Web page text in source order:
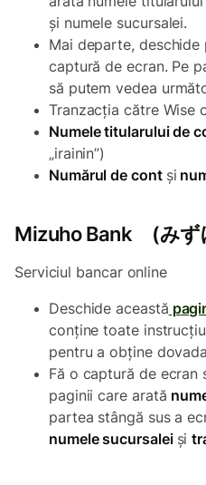
și numele sucursalei.
Mai departe,
captură de ecran. Pe
să putem vedea
Tranzacția către Wise
Numele titularului de
„irainin”)
Numărul de cont şi
Mizuho Bank (みず
Serviciul bancar online
Deschide această p
conține toate
pentru a obține
Fă o captură de
paginii care arată
partea stângă sus a
numele sucursalei și